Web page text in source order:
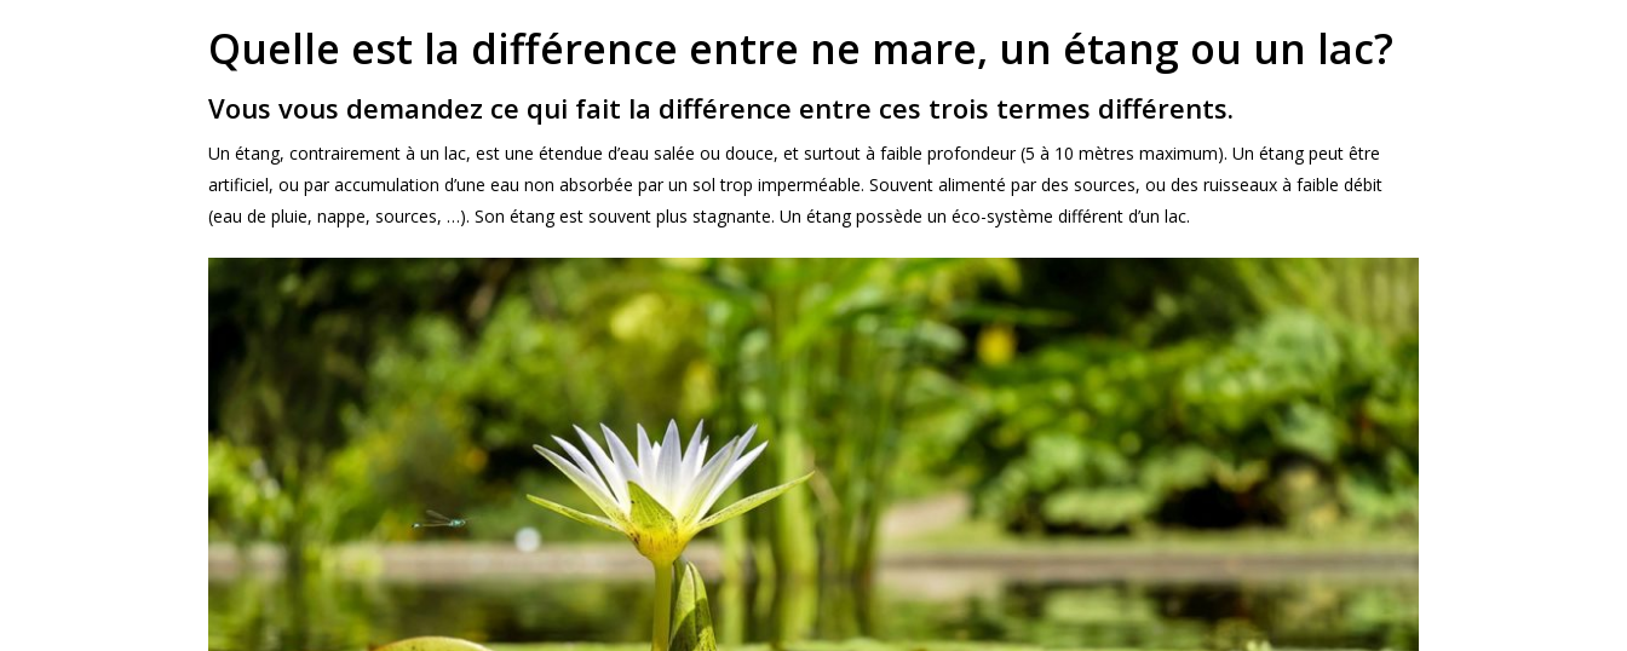
Quelle est la différence entre ne mare, un étang ou un lac?
Vous vous demandez ce qui fait la différence entre ces trois termes différents.
Un étang, contrairement à un lac, est une étendue d’eau salée ou douce, et surtout à faible profondeur (5 à 10 mètres maximum). Un étang peut être
artificiel, ou par accumulation d’une eau non absorbée par un sol trop imperméable. Souvent alimenté par des sources, ou des ruisseaux à faible débit
(eau de pluie, nappe, sources, …). Son étang est souvent plus stagnante. Un étang possède un éco-système différent d’un lac.